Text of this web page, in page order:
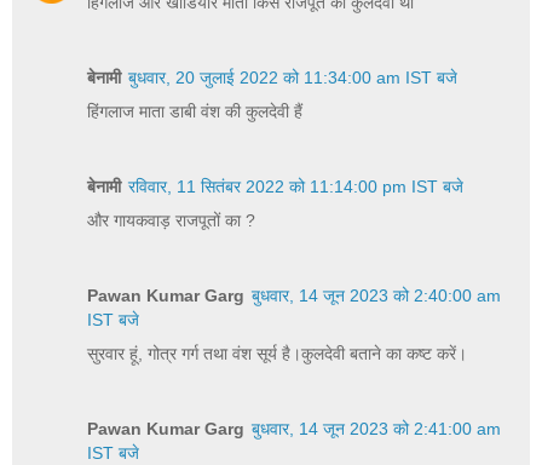
बेनामी बुधवार, 20 जुलाई 2022 को 11:34:00 am IST बजे
हिंगलाज माता डाबी वंश की कुलदेवी हैं
बेनामी रविवार, 11 सितंबर 2022 को 11:14:00 pm IST बजे
और गायकवाड़ राजपूतों का ?
Pawan Kumar Garg बुधवार, 14 जून 2023 को 2:40:00 am
IST बजे
सुरवार हूं, गोत्र गर्ग तथा वंश सूर्य है।कुलदेवी बताने का कष्ट करें।
Pawan Kumar Garg बुधवार, 14 जून 2023 को 2:41:00 am
IST बजे